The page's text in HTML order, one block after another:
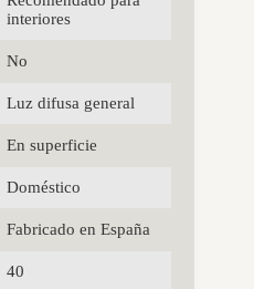
interiores
No
Luz difusa general
En superficie
Doméstico
Fabricado en España
40